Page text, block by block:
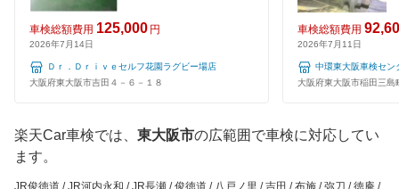
泉北郡
大東市
高槻市
豊中市
夜間受付
整備保証
1級整備士在籍
ホリデー車検
マッハ車検
トヨタディーラー
車検総額費用 125,000 円
2026年7月14日
Ｄｒ．Ｄｒｉｖｅセルフ花園ラグビー場店
大阪府東大阪市吉田４－６－１８
車検総額費用
2026年7月11日
中環東大阪車検セン
大阪府東大阪市稲田三島
楽天Car車検では、 東大阪市の広範囲で車検に対応してい
ます。
JR俊徳道 / JR河内永和 / JR長瀬 / 俊徳道 / 八戸ノ里 / 吉田 / 布施 / 弥刀 / 徳庵 /